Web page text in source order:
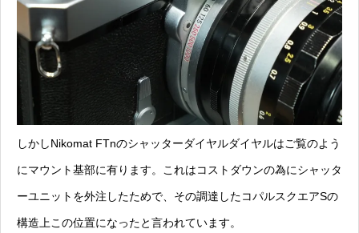
しかしNikomat FTnのシャッターダイヤルダイヤルはご覧のよう
にマウント基部に有ります。これはコストダウンの為にシャッタ
ーユニットを外注したためで、その調達したコパルスクエアSの
構造上この位置になったと言われています。